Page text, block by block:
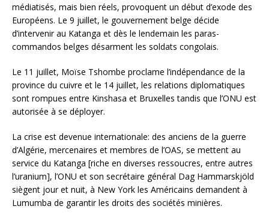
médiatisés, mais bien réels, provoquent un début d’exode des
Européens. Le 9 juillet, le gouvernement belge décide
d’intervenir au Katanga et dès le lendemain les paras-
commandos belges désarment les soldats congolais.
Le 11 juillet, Moïse Tshombe proclame l’indépendance de la
province du cuivre et le 14 juillet, les relations diplomatiques
sont rompues entre Kinshasa et Bruxelles tandis que l’ONU est
autorisée à se déployer.
La crise est devenue internationale: des anciens de la guerre
d’Algérie, mercenaires et membres de l’OAS, se mettent au
service du Katanga [riche en diverses ressoucres, entre autres
l’uranium], l’ONU et son secrétaire général Dag Hammarskjöld
siègent jour et nuit, à New York les Américains demandent à
Lumumba de garantir les droits des sociétés minières.